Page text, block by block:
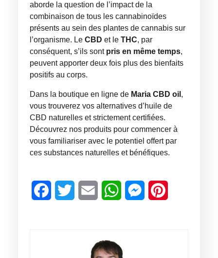
aborde la question de l’impact de la
combinaison de tous les cannabinoïdes
présents au sein des plantes de cannabis sur
l’organisme. LeCBD et leTHC, par
conséquent, s’ils sont pris en même temps,
peuvent apporter deux fois plus des bienfaits
positifs au corps.
Dans la boutique en ligne de Maria CBD oil ,
vous trouverez vos alternatives d’huile de
CBD naturelles et strictement certifiées.
Découvrez nos produits pour commencer à
vous familiariser avec le potentiel offert par
ces substances naturelles et bénéfiques.
FacebookTwitter Email WhatsAppMessenger